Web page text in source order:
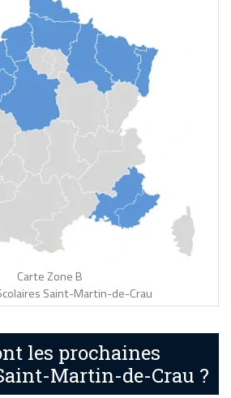
Carte Zone B
Saint-Martin-de-Crau
les prochaines
Martin-de-Crau ?